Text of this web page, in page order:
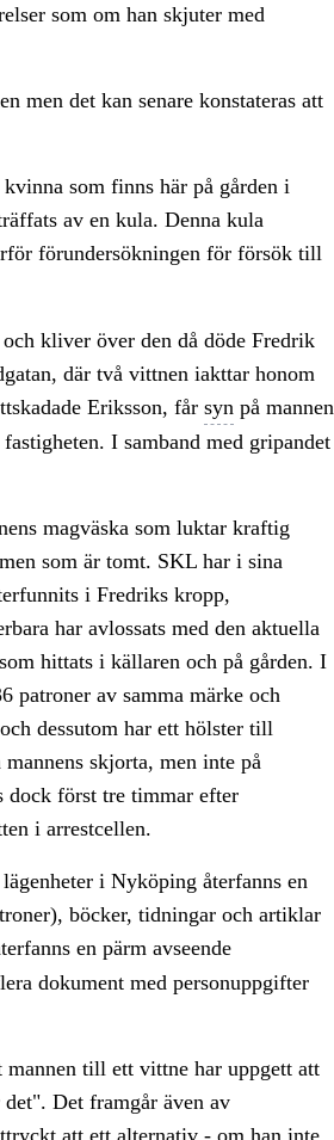
som om han skjuter med
men det kan senare konstateras att
som finns här på gården i
av en kula. Denna kula
förundersökningen för försök till
kliver över den då döde Fredrik
där två vittnen iakttar honom
Eriksson, får syn på mannen
I samband med gripandet
magväska som luktar kraftig
som är tomt. SKL har i sina
i Fredriks kropp,
har avlossats med den aktuella
hittats i källaren och på gården. I
patroner av samma märke och
dessutom har ett hölster till
skjorta, men inte på
dock först tre timmar efter
i arrestcellen.
i Nyköping återfanns en
böcker, tidningar och artiklar
en pärm avseende
dokument med personuppgifter
mannen till ett vittne har uppgett att
Det framgår även av
att ett alternativ - om han inte